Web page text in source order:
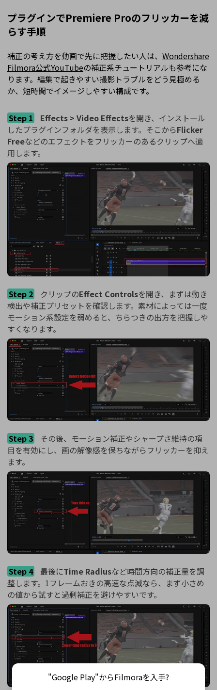
プラグインでPremiere Proのフリッカーを減
らす手順
補正の考え方を動画で先に把握したい人は、 Wondershare
Filmora公式YouTubeの補正系チュートリアルも参考にな
ります。編集で起きやすい撮影トラブルをどう見極める
か、短時間でイメージしやすい構成です。
Step 1 Effects > Video Effectsを開き、インストール
したプラグインフォルダを表示します。そこからFlicker
Freeなどのエフェクトをフリッカーのあるクリップへ適
用します。
Step 2 クリップのEffect Controlsを開き、まずは動き
検出や補正プリセットを確認します。素材によっては一度
モーション系設定を弱めると、ちらつきの出方を把握しや
すくなります。
Step 3
その後、モーション補正やシャープさ維持の項
目を有効にし、画の解像感を保ちながらフリッカーを抑え
ます。
Step 4 最後にTime Radiusなど時間方向の補正量を調
整します。1フレームおきの高速な点滅なら、まず小さめ
の値から試すと過剰補正を避けやすいです。
"Google Play"からFilmoraを入手?